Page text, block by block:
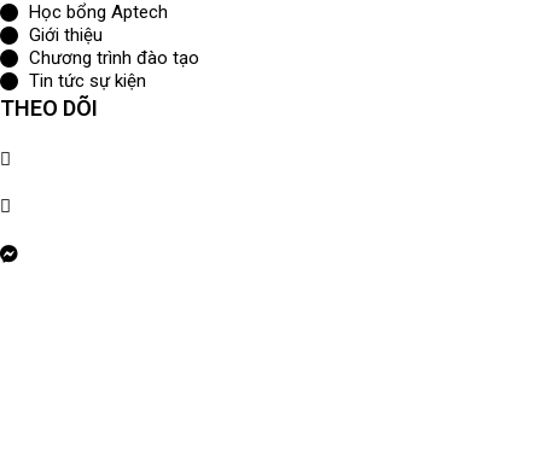
Học bổng Aptech
Giới thiệu
Chương trình đào tạo
Tin tức sự kiện
THEO DÕI